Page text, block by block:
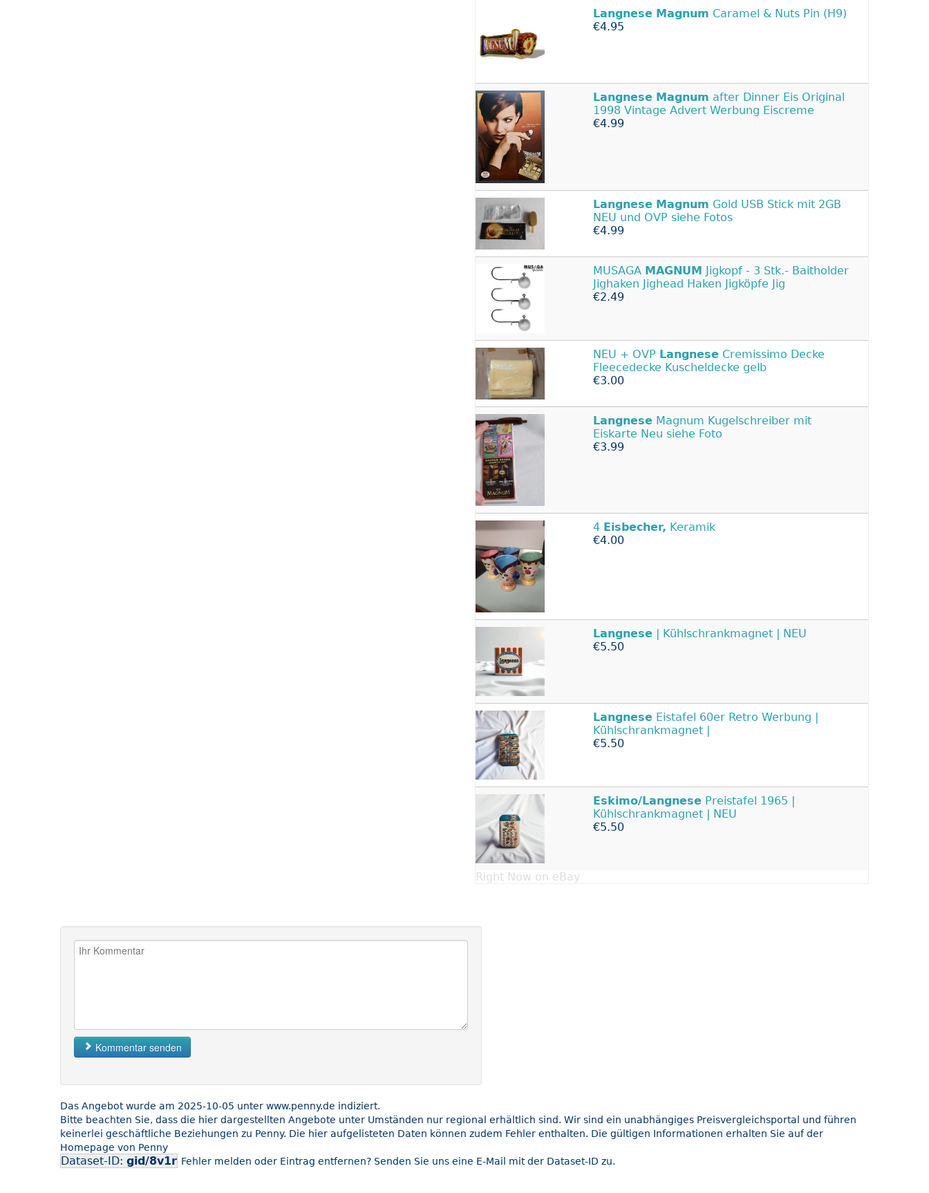
Langnese Magnum Caramel & Nuts Pin (H9)
€4.95
Langnese Magnum after Dinner Eis Original
1998 Vintage Advert Werbung Eiscreme
€4.99
Langnese Magnum Gold USB Stick mit 2GB
NEU und OVP siehe Fotos
€4.99
MUSAGA MAGNUM Jigkopf - 3 Stk.- Baitholder
Jighaken Jighead Haken Jigköpfe Jig
€2.49
NEU + OVP Langnese Cremissimo Decke
Fleecedecke Kuscheldecke gelb
€3.00
Langnese Magnum Kugelschreiber mit
Eiskarte Neu siehe Foto
€3.99
4 Eisbecher, Keramik
€4.00
Langnese | Kühlschrankmagnet | NEU
€5.50
Langnese Eistafel 60er Retro Werbung |
Kühlschrankmagnet |
€5.50
Eskimo/Langnese Preistafel 1965 |
Kühlschrankmagnet | NEU
€5.50
Right Now on eBay
Kommentar senden
Das Angebot wurde am 2025-10-05 unter www.penny.de indiziert.
Bitte beachten Sie, dass die hier dargestellten Angebote unter Umständen nur regional erhältlich sind. Wir sind ein unabhängiges Preisvergleichsportal und führen
keinerlei geschäftliche Beziehungen zu Penny. Die hier aufgelisteten Daten können zudem Fehler enthalten. Die gültigen Informationen erhalten Sie auf der
Homepage von Penny
Dataset-ID: gid/8v1r Fehler melden oder Eintrag entfernen? Senden Sie uns eine E-Mail mit der Dataset-ID zu.